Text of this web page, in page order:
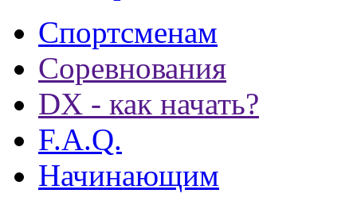
Спортсменам
Соревнования
DX - как начать?
F.A.Q.
Начинающим